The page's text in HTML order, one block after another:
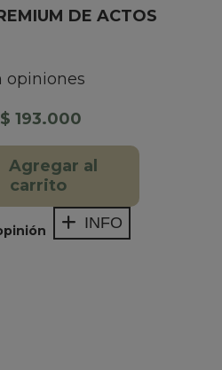
DE ACTOS
opiniones
$ 193.000
Agregar al
carrito
INFO